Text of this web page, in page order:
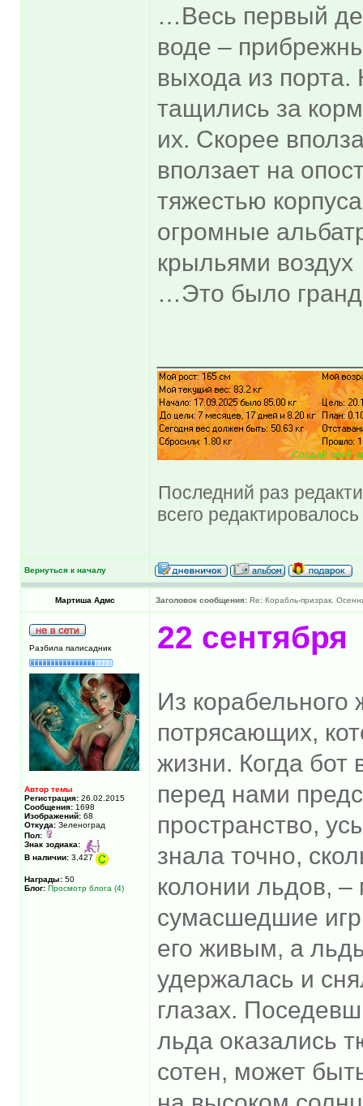
…Весь первый
воде –
выхода из порта.
тащились за
их. Скорее
вползает на
тяжестью
огромные
крыльями воздух
…Это было
Последний раз
всего
Вернуться к началу
Мартиша Адмс Заголовок сообщения: Re: Корабль-призрак.
Разбила палисадник
Автор темы
Регистрация: 26.02.2015
Сообщения: 1698
Изображений: 68
Откуда: Зеленоград
Пол:
Знак зодиака:
В наличии: 3,427
Награды: 50
Блог: Просмотр блога (4)
22 сентября
Из
потрясающих,
жизни. Когда
перед нами
пространство,
знала точно,
колонии льдов, –
сумасшедшие
его живым, а
удержалась и
глазах.
льда оказались
сотен, может